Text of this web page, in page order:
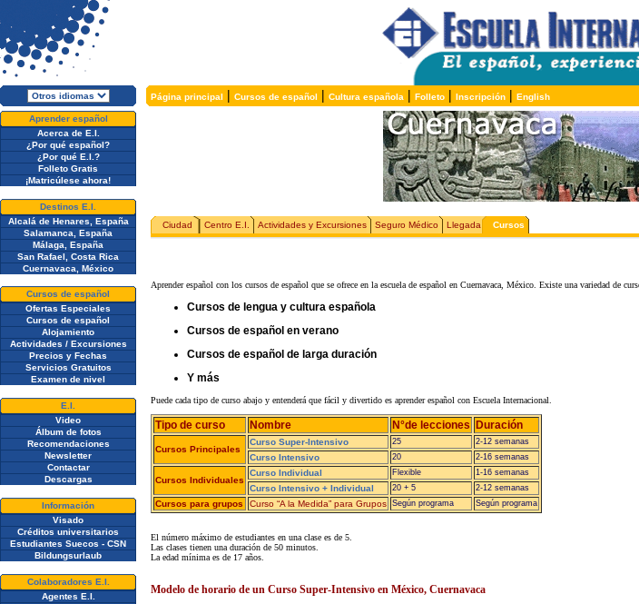
Página principal | Cursos de español | Cultura española | Folleto | Inscripción | English
Aprender español
Acerca de E.I.
¿Por qué español?
¿Por qué E.I.?
Folleto Gratis
¡Matricúlese ahora!
Destinos E.I.
Alcalá de Henares, España
Salamanca, España
Málaga, España
San Rafael, Costa Rica
Cuernavaca, México
Cursos de español
Ofertas Especiales
Cursos de español
Alojamiento
Actividades / Excursiones
Precios y Fechas
Servicios Gratuitos
Examen de nivel
E.I.
Video
Álbum de fotos
Recomendaciones
Newsletter
Contactar
Descargas
Información
Visado
Créditos universitarios
Estudiantes Suecos - CSN
Bildungsurlaub
Colaboradores E.I.
Agentes E.I.
Ciudad Centro E.I. Actividades y Excursiones Seguro Médico Llegada Cursos
Aprender español con los cursos de español que se ofrece en la escuela de español en Cuernavaca, México. Existe una variedad de
Cursos de lengua y cultura española
Cursos de español en verano
Cursos de español de larga duración
Y más
Puede cada tipo de curso abajo y entenderá que fácil y divertido es aprender español con Escuela Internacional.
Tipo de curso Nombre N°de lecciones Duración
Cursos Principales
Curso Super-Intensivo 25 2-12 semanas
Curso Intensivo 20 2-16 semanas
Cursos Individuales
Curso Individual Flexible 1-16 semanas
Curso Intensivo + Individual 20 + 5 2-12 semanas
Cursos para grupos Curso “A la Medida” para Grupos Según programa Según programa
El número máximo de estudiantes en una clase es de 5.
Las clases tienen una duración de 50 minutos.
La edad mínima es de 17 años.
Modelo de horario de un Curso Super-Intensivo en México, Cuernavaca